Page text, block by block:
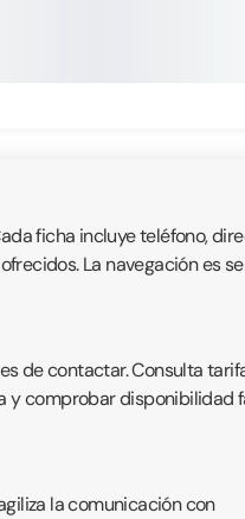
ficha incluye teléfono,
La navegación es
de contactar. Consulta
y comprobar disponibilidad
la comunicación con